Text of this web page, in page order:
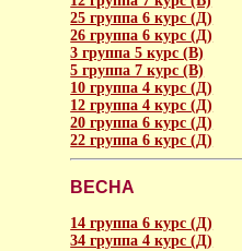
25 группа 6 курс (Д)
26 группа 6 курс (Д)
3 группа 5 курс (В)
5 группа 7 курс (В)
10 группа 4 курс (Д)
12 группа 4 курс (Д)
20 группа 6 курс (Д)
22 группа 6 курс (Д)
ВЕСНА
14 группа 6 курс (Д)
34 группа 4 курс (Д)